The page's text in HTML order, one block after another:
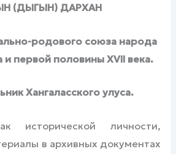
(ДЫГЫН) ДАРХАН
родового союза народа
и первой половины XVII века.
Хангаласского улуса.
исторической личности,
в архивных документах